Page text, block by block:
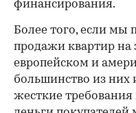
финансирования.
Более того, если мы
продажи квартир на
европейском и
большинство из
жесткие